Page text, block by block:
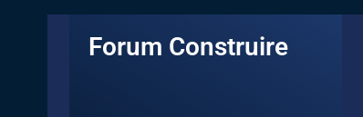
Forum Construire